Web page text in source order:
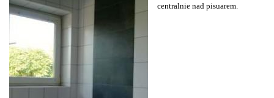
centralnie nad pisuarem.